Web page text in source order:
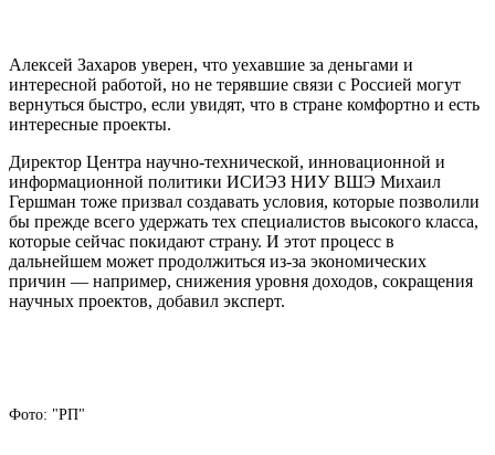
Алексей Захаров уверен, что уехавшие за деньгами и
интересной работой, но не терявшие связи с Россией могут
вернуться быстро, если увидят, что в стране комфортно и есть
интересные проекты.
Директор Центра научно-технической, инновационной и
информационной политики ИСИЭЗ НИУ ВШЭ Михаил
Гершман тоже призвал создавать условия, которые позволили
бы прежде всего удержать тех специалистов высокого класса,
которые сейчас покидают страну. И этот процесс в
дальнейшем может продолжиться из-за экономических
причин — например, снижения уровня доходов, сокращения
научных проектов, добавил эксперт.
Фото: "РП"